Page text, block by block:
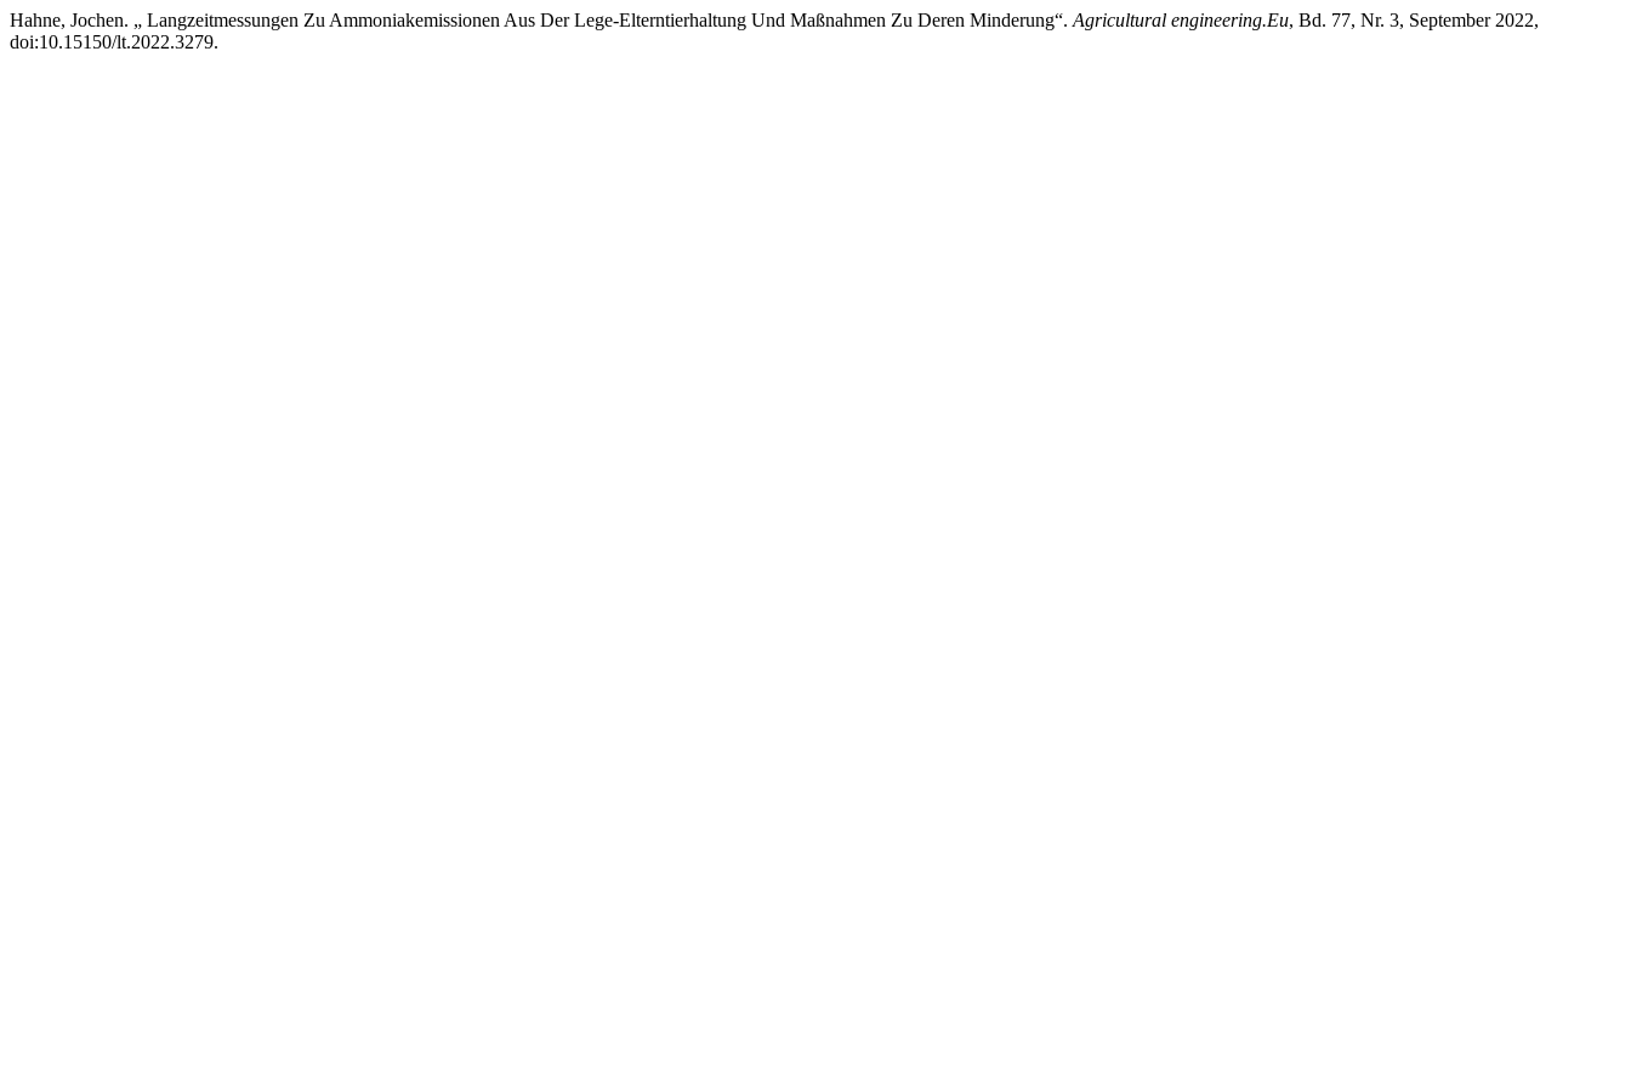
Hahne, Jochen. „ Langzeitmessungen Zu Ammoniak­emissionen Aus Der Lege-Elterntierhaltung Und Maßnahmen Zu Deren Minderung“. Agricultural engineering.Eu, Bd. 77, Nr. 3, September 2022,
doi:10.15150/lt.2022.3279.